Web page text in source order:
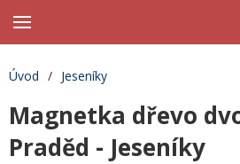
Úvod / Jeseníky
Magnetka dřevo
Praděd - Jeseníky